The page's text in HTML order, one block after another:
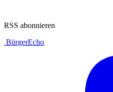
RSS abonnieren
BürgerEcho